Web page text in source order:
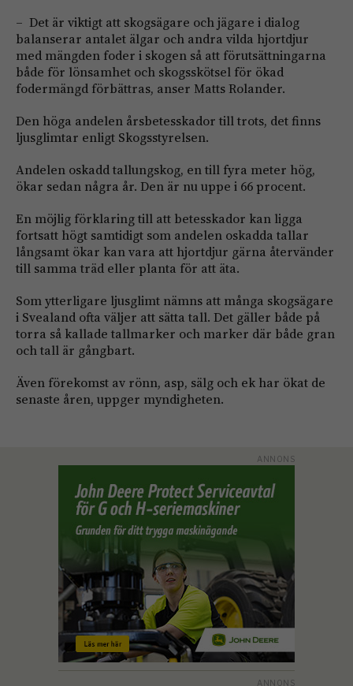
– Det är viktigt att skogsägare och jägare i dialog
balanserar antalet älgar och andra vilda hjortdjur
med mängden foder i skogen så att förutsättningarna
både för lönsamhet och skogsskötsel för ökad
fodermängd förbättras, anser Matts Rolander.
Den höga andelen årsbetesskador till trots, det finns
ljusglimtar enligt Skogsstyrelsen.
Andelen oskadd tallungskog, en till fyra meter hög,
ökar sedan några år. Den är nu uppe i 66 procent.
En möjlig förklaring till att betesskador kan ligga
fortsatt högt samtidigt som andelen oskadda tallar
långsamt ökar kan vara att hjortdjur gärna återvänder
till samma träd eller planta för att äta.
Som ytterligare ljusglimt nämns att många skogsägare
i Svealand ofta väljer att sätta tall. Det gäller både på
torra så kallade tallmarker och marker där både gran
och tall är gångbart.
Även förekomst av rönn, asp, sälg och ek har ökat de
senaste åren, uppger myndigheten.